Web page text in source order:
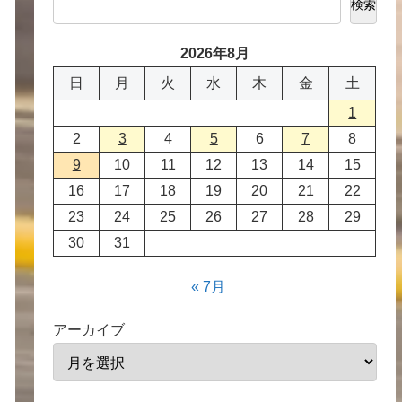
検索
2026年8月
日
月 火 水 木 金
土
1
2
3 4 5 6 7
8
9
10 11 12 13 14
15
16
17 18 19 20 21
22
23
24 25 26 27 28
29
30
31
« 7月
アーカイブ